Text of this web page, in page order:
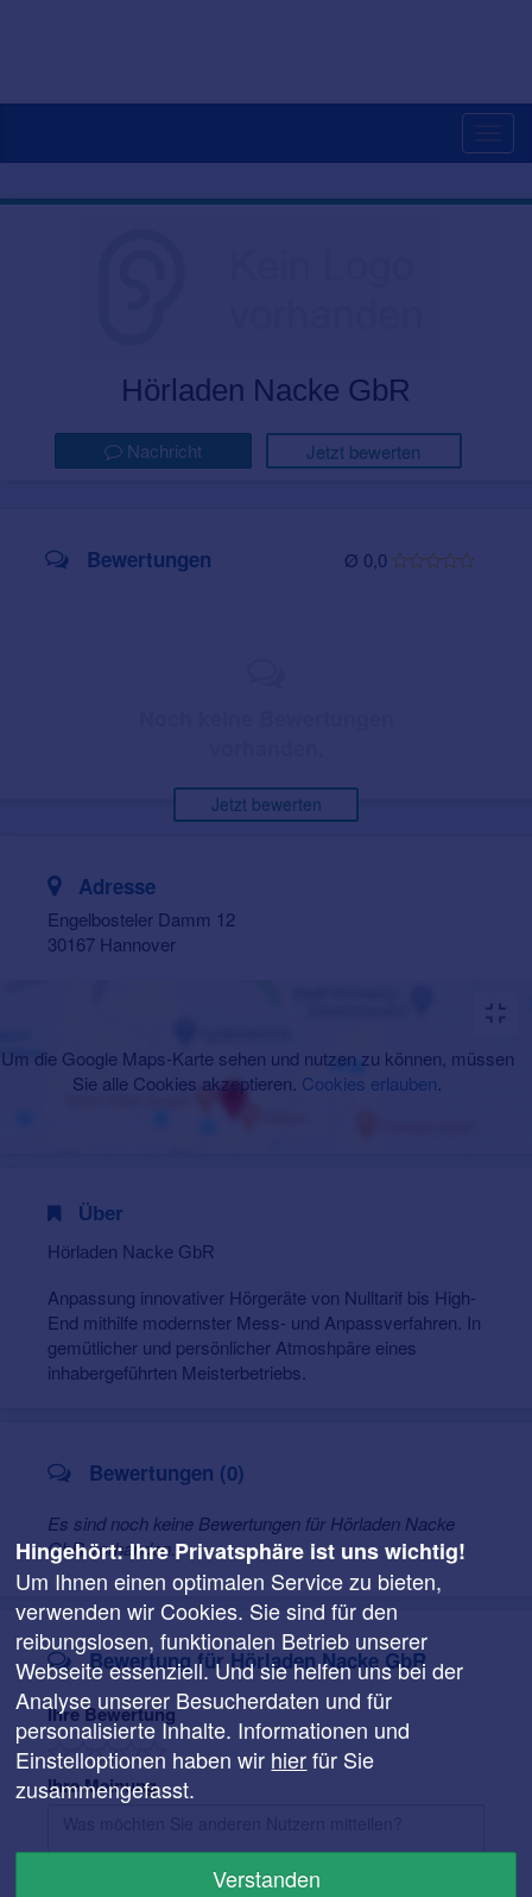
Hörladen Nacke GbR
Nachricht Jetzt bewerten
Ø 0,0
Bewertungen
Jetzt bewerten
Adresse
Engelbosteler Damm 12
30167 Hannover
Um die Google Maps-Karte sehen und nutzen zu können, müssen
Sie alle Cookies akzeptieren. Cookies erlauben
Über
Hörladen Nacke GbR
Anpassung innovativer Hörgeräte von Nulltarif bis High-
End mithilfe modernster Mess- und Anpassverfahren. In
gemütlicher und persönlicher Atmoshpäre eines
inhabergeführten Meisterbetriebs.
Bewertungen (0)
Es sind noch keine Bewertungen für Hörladen Nacke
GbR vorhanden.
Bewertung für Hörladen Nacke GbR
Ihre Bewertung
Ihre Meinung
Hingehört: Ihre Privatsphäre ist uns wichtig!
Um Ihnen einen optimalen Service zu bieten,
verwenden wir Cookies. Sie sind für den
reibungslosen, funktionalen Betrieb unserer
Webseite essenziell. Und sie helfen uns bei der
Analyse unserer Besucherdaten und für
personalisierte Inhalte. Informationen und
Einstelloptionen haben wir hierfür Sie
zusammengefasst.
Verstanden